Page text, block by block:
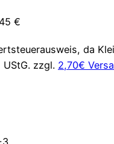
€
da
UStG. zzgl. 2,70€
3